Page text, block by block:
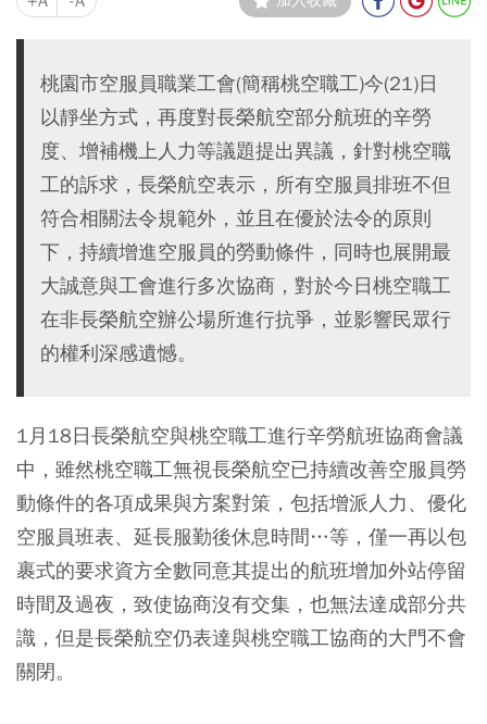
桃園市空服員職業工會(簡稱桃空職工)今(21)日
以靜坐方式，再度對長榮航空部分航班的辛勞
度、增補機上人力等議題提出異議，針對桃空職
工的訴求，長榮航空表示，所有空服員排班不但
符合相關法令規範外，並且在優於法令的原則
下，持續增進空服員的勞動條件，同時也展開最
大誠意與工會進行多次協商，對於今日桃空職工
在非長榮航空辦公場所進行抗爭，並影響民眾行
的權利深感遺憾。
1月18日長榮航空與桃空職工進行辛勞航班協商會議
中，雖然桃空職工無視長榮航空已持續改善空服員勞
動條件的各項成果與方案對策，包括增派人力、優化
空服員班表、延長服勤後休息時間…等，僅一再以包
裹式的要求資方全數同意其提出的航班增加外站停留
時間及過夜，致使協商沒有交集，也無法達成部分共
識，但是長榮航空仍表達與桃空職工協商的大門不會
關閉。